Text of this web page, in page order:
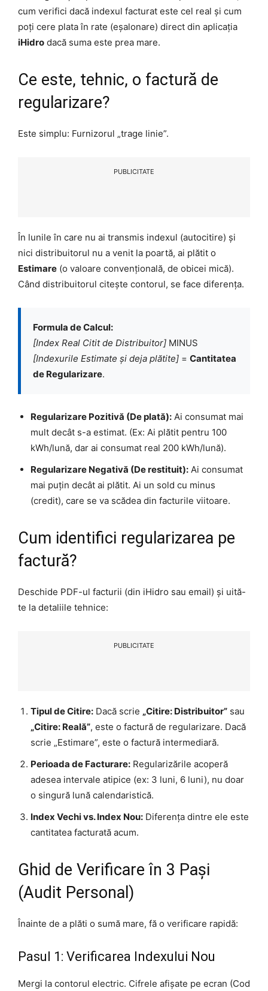
cum verifici dacă indexul facturat este cel real și cum
poți cere plata în rate (eșalonare) direct din aplicația
iHidro dacă suma este prea mare.
Ce este, tehnic, o factură de
regularizare?
Este simplu: Furnizorul „trage linie”.
PUBLICITATE
În lunile în care nu ai transmis indexul (autocitire) și
nici distribuitorul nu a venit la poartă, ai plătit o
Estimare (o valoare convențională, de obicei mică).
Când distribuitorul citește contorul, se face diferența.
Formula de Calcul:
[Index Real Citit de Distribuitor] MINUS
[Indexurile Estimate și deja plătite] = Cantitatea
de Regularizare.
Regularizare Pozitivă (De plată): Ai consumat mai
mult decât s-a estimat. (Ex: Ai plătit pentru 100
kWh/lună, dar ai consumat real 200 kWh/lună).
Regularizare Negativă (De restituit): Ai consumat
mai puțin decât ai plătit. Ai un sold cu minus
(credit), care se va scădea din facturile viitoare.
Cum identifici regularizarea pe
factură?
Deschide PDF-ul facturii (din iHidro sau email) și uită-
te la detaliile tehnice:
PUBLICITATE
Tipul de Citire: Dacă scrie „Citire: Distribuitor” sau
„Citire: Reală”, este o factură de regularizare. Dacă
scrie „Estimare”, este o factură intermediară.
Perioada de Facturare: Regularizările acoperă
adesea intervale atipice (ex: 3 luni, 6 luni), nu doar
o singură lună calendaristică.
Index Vechi vs. Index Nou: Diferența dintre ele este
cantitatea facturată acum.
Ghid de Verificare în 3 Pași
(Audit Personal)
Înainte de a plăti o sumă mare, fă o verificare rapidă:
Pasul 1: Verificarea Indexului Nou
Mergi la contorul electric. Cifrele afișate pe ecran (Cod